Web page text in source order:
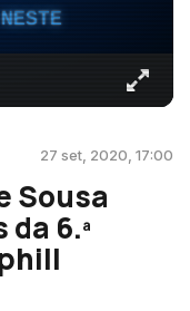
27 set, 2020, 17:00
Sousa
6.ª